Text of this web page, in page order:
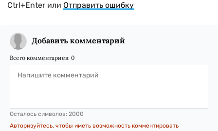
Ctrl+Enter или Отправить ошибку
Добавить комментарий
Всего комментариев: 0
Осталось символов: 2000
Авторизуйтесь, чтобы иметь возможность комментировать